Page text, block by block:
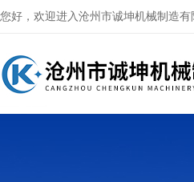
您好，欢迎进入沧州市诚坤机械制造有